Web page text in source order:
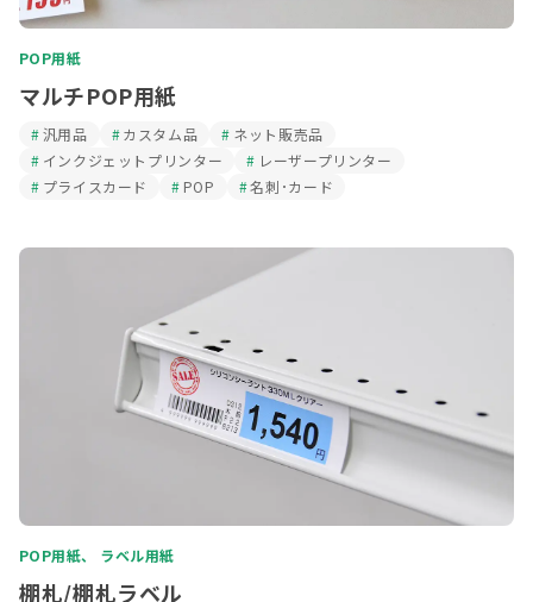
POP用紙
マルチPOP用紙
汎用品 カスタム品
ネット販売品
インクジェットプリンター
レーザープリンター
プライスカード
POP 名刺･カード
POP用紙、 ラベル用紙
棚札/棚札ラベル